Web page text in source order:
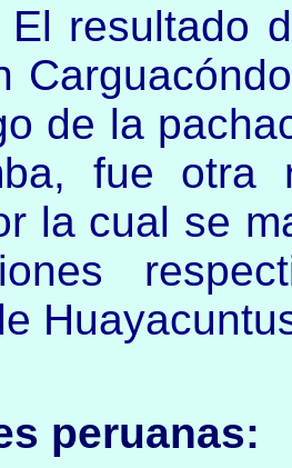
El resultado
de la
fue
la cual se
peruanas: